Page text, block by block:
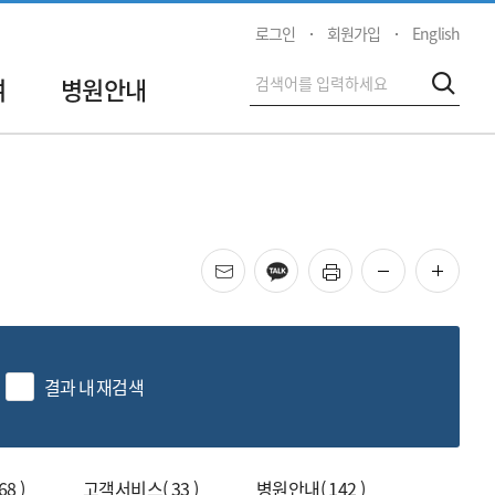
로그인 회원가입 English
병원안내
전
체
검
메일
카카오 프린트 화면 축소화면
결과 내 재검색
) 고객서비스( 33 ) 병원안내( 142 )